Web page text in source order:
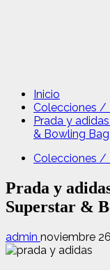
Inicio
Colecciones /
Prada y
& Bowling Bag
Colecciones /
Prada y
Superstar &
admin noviembre